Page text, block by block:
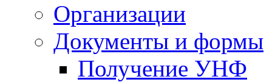
Организации
Документы и формы
Получение УНФ